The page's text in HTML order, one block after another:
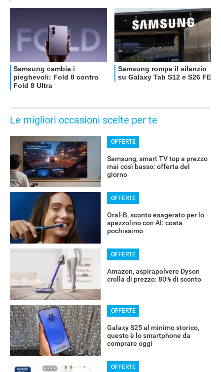
Le migliori occasioni scelte per te
OFFERTE
Samsung, smart TV top a prezzo
mai così basso: offerta del
giorno
OFFERTE
Oral-B, sconto esagerato per lo
spazzolino con AI: costa
pochissimo
OFFERTE
Amazon, aspirapolvere Dyson
crolla di prezzo: 80% di sconto
OFFERTE
Galaxy S25 al minimo storico,
questo è lo smartphone da
comprare oggi
OFFERTE